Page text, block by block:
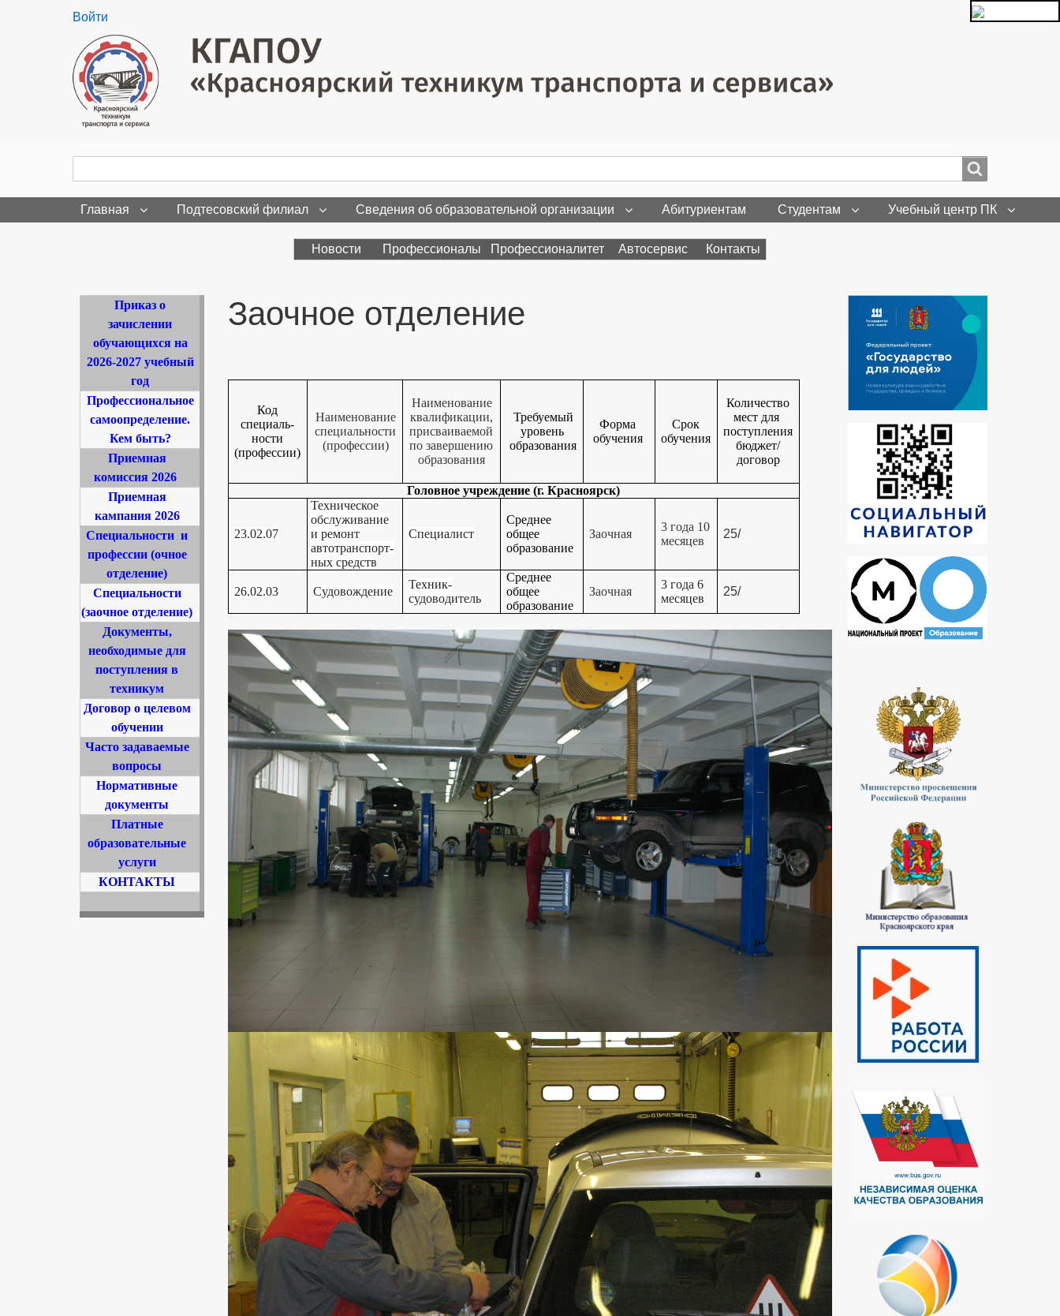
User
menu
Войти
Главная Подтесовский филиал Сведения об образовательной организации Абитуриентам Студентам Учебный центр ПК
Новости Профессионалы Профессионалитет Автосервис Контакты
Заочное отделение
Код
специаль-
ности
(профессии)
Наименование
специальности
(профессии)
Наименование
квалификации,
присваиваемой
по завершению
образования
Требуемый
уровень
образования
Форма
обучения
Срок
обучения
Количество
мест для
поступления
бюджет/
договор
Головное учреждение (г. Красноярск)
23.02.07
Техническое
обслуживание
и ремонт
автотранспорт-
ных средств
Специалист
Среднее
общее
образование
Заочная
3 года 10
месяцев
25/
26.02.03 Судовождение
Техник-
судоводитель
Среднее
общее
образование
Заочная
3 года 6
месяцев
25/
Приказ о
зачислении
обучающихся на
2026-2027 учебный
год
Профессиональное
самоопределение.
Кем быть?
Приемная
комиссия 2026
Приемная
кампания 2026
Специальности и
профессии (очное
отделение)
Специальности
(заочное отделение)
Документы,
необходимые для
поступления в
техникум
Договор о целевом
обучении
Часто задаваемые
вопросы
Нормативные
документы
Платные
образовательные
услуги
КОНТАКТЫ